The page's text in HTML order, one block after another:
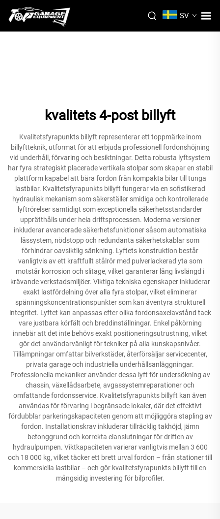
SV
kvalitets 4-post billyft
Kvalitetsfyrapunkts billyft representerar ett toppmärke inom
billyftteknik, utformat för att erbjuda professionell fordonshöjning
vid underhåll, förvaring och besiktningar. Detta robusta lyftsystem
har fyra strategiskt placerade vertikala stolpar som skapar en stabil
plattform kapabel att bära fordon från kompakta bilar till tunga
lastbilar. Kvalitetsfyrapunkts billyft fungerar via en sofistikerad
hydraulisk mekanism som säkerställer smidiga och kontrollerade
lyftrörelser samtidigt som exceptionella säkerhetsstandarder
upprätthålls under hela driftsprocessen. Moderna versioner
inkluderar avancerade säkerhetsfunktioner såsom automatiska
låssystem, nödstopp och redundanta säkerhetskablar som
förhindrar oavsiktlig sänkning. Lyftets konstruktion består
vanligtvis av ett kraftfullt stålrör med pulverlackerad yta som
motstår korrosion och slitage, vilket garanterar lång livslängd i
krävande verkstadsmiljöer. Viktiga tekniska egenskaper inkluderar
exakt lastfördelning över alla fyra stolpar, vilket eliminerar
spänningskoncentrationspunkter som kan äventyra strukturell
integritet. Lyftet kan anpassas efter olika fordonsaxelavstånd tack
vare justbara körfält och breddinställningar. Enkel påkörning
innebär att det inte behövs exakt positioneringsutrustning, vilket
gör det användarvänligt för tekniker på alla kunskapsnivåer.
Tillämpningar omfattar bilverkstäder, återförsäljar servicecenter,
privata garage och industriella underhållsanläggningar.
Professionella mekaniker använder dessa lyft för undersökning av
chassin, växellådsarbete, avgassystemreparationer och
omfattande fordonsservice. Kvalitetsfyrapunkts billyft kan även
användas för förvaring i begränsade lokaler, där det effektivt
fördubblar parkeringskapaciteten genom att möjliggöra stapling av
fordon. Installationskrav inkluderar tillräcklig takhöjd, jämn
betonggrund och korrekta elanslutningar för driften av
hydraulpumpen. Viktkapaciteten varierar vanligtvis mellan 3 600
och 18 000 kg, vilket täcker ett brett urval fordon – från stationer till
kommersiella lastbilar – och gör kvalitetsfyrapunkts billyft till en
mångsidig investering för bilprofiler.